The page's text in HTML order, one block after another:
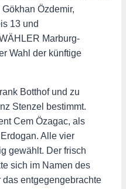
Özdemir,
13 und
Marburg-
Wahl der künftige
Botthof und zu
Stenzel bestimmt.
Cem Özagac, als
Alle vier
gewählt. Der frisch
sich im Namen des
das entgegengebrachte